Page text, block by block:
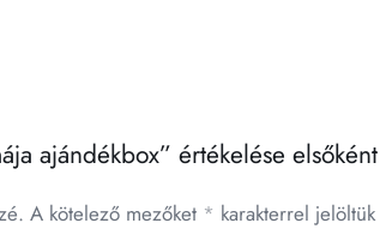
ajándékbox” értékelése elsőként
A kötelező mezőket * karakterrel jelöltük